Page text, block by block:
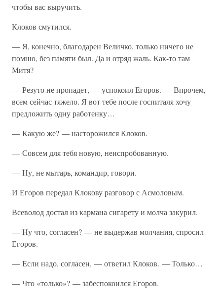
чтобы вас выручить.
Клоков смутился.
— Я, конечно, благодарен Величко, только ничего не
помню, без памяти был. Да и отряд жаль. Как-то там
Митя?
— Резуто не пропадет, — успокоил Егоров. — Впрочем,
всем сейчас тяжело. Я вот тебе после госпиталя хочу
предложить одну работенку…
— Какую же? — насторожился Клоков.
— Совсем для тебя новую, неиспробованную.
— Ну, не мытарь, командир, говори.
И Егоров передал Клокову разговор с Асмоловым.
Всеволод достал из кармана сигарету и молча закурил.
— Ну что, согласен? — не выдержав молчания, спросил
Егоров.
— Если надо, согласен, — ответил Клоков. — Только…
— Что «только»? — забеспокоился Егоров.